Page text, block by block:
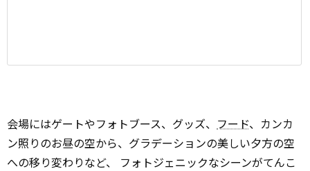
会場にはゲートやフォトブース、グッズ、 フード、カンカ
ン照りのお昼の空から、グラデーションの美しい夕方の空
への移り変わりなど、 フォトジェニックなシーンがてんこ